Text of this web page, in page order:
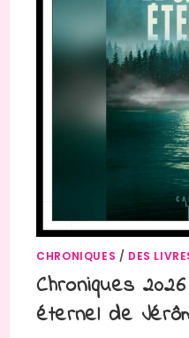
CHRONIQUES / DES
Chroniques
éternel de